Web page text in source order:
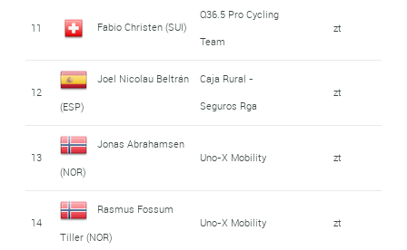
11 Fabio Christen (SUI)
Q36.5 Pro Cycling
Team
zt
12
Joel Nicolau Beltrán
(ESP)
Caja Rural -
Seguros Rga
zt
13
Jonas Abrahamsen
(NOR)
Uno-X Mobility zt
14
Rasmus Fossum
Tiller (NOR)
Uno-X Mobility zt